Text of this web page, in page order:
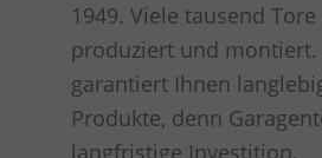
1949. Viele tausend
produziert und montiert.
garantiert Ihnen
Produkte, denn
langfristige Investition.